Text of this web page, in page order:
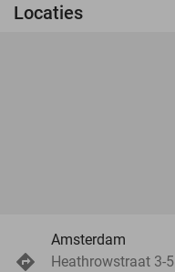
Locaties
Amsterdam
Heathrowstraat 3-5